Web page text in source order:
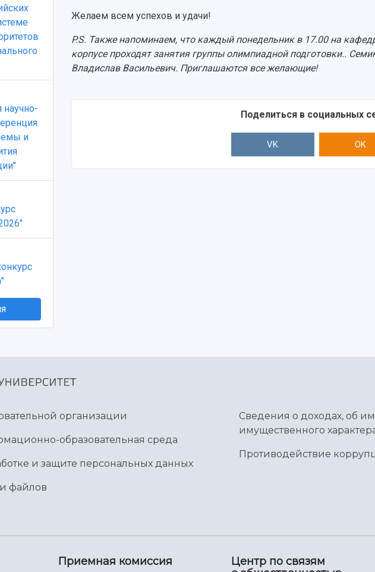
и
Желаем всем успехов и удачи!
P.S. Также напоминаем, что каждый понедельник в 17.00 на
корпусе проходят занятия группы олимпиадной подготовки..
Владислав Васильевич. Приглашаются все желающие!
Поделиться в социальных
VK OK
организации
образовательная среда
и защите персональных данных
файлов
Сведения о доходах, об
имущественного
Противодействие
Приемная комиссия
Центр по связям